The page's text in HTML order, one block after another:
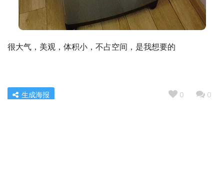
很大气，美观，体积小，不占空间，是我想要的
0 0
生成海报